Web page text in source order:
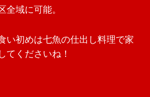
全域に可能。
い初めは七魚の仕出し料理で家
てくださいね！